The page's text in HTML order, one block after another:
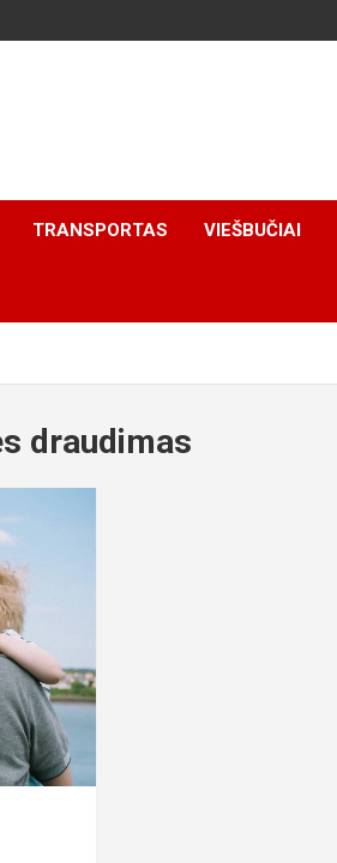
TRANSPORTAS VIEŠBUČIAI
draudimas